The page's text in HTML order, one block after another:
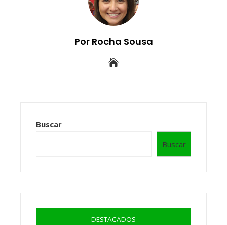
Por Rocha Sousa
Buscar
Buscar
DESTACADOS